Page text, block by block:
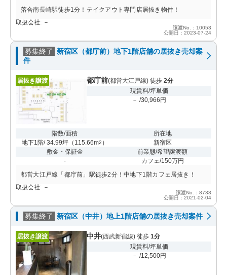
落合南長崎駅徒歩1分！テイクアウト専門店居抜き物件！
取扱会社: －
譲渡No.：10053
公開日：2023-07-24
募集終了
新宿区（都庁前）地下1階店舗の居抜き売却案
件
居抜き譲渡 都庁前(都営大江戸線) 徒歩 2分
現賃料/坪単価
－ /30,966円
階数/面積
地下1階/ 34.99坪（ 115.66m2 ）
所在地
新宿区
敷金・保証金
-
前業態/希望譲渡額
カフェ/150万円
都営大江戸線「都庁前」駅徒歩2分！中地下1階カフェ居抜き！
取扱会社: －
譲渡No.：8738
公開日：2021-02-04
募集終了 新宿区（中井）地上1階店舗の居抜き売却案件
居抜き譲渡 中井(西武新宿線) 徒歩 1分
現賃料/坪単価
－ /12,500円